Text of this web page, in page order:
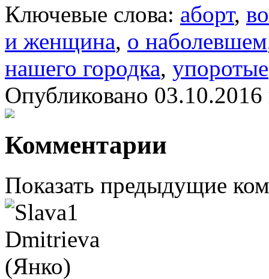
Ключевые слова: аборт,
и женщина, о наболевшем
нашего городка, упоротые
Опубликовано 03.10.2016
Комментарии
Показать предыдущие